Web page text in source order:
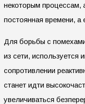
некоторым процессам,
постоянная времени, а
Для борьбы с
из сети, используется
сопротивлении
станет идти
увеличиваться